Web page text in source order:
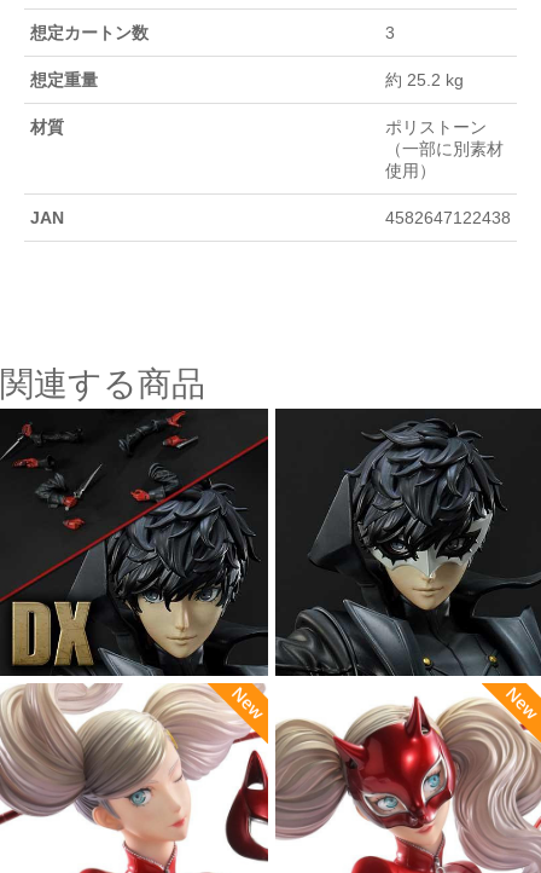
想定カートン数 3
想定重量 約 25.2 kg
材質
ポリストーン
（一部に別素材
使用）
JAN 4582647122438
関連する商品